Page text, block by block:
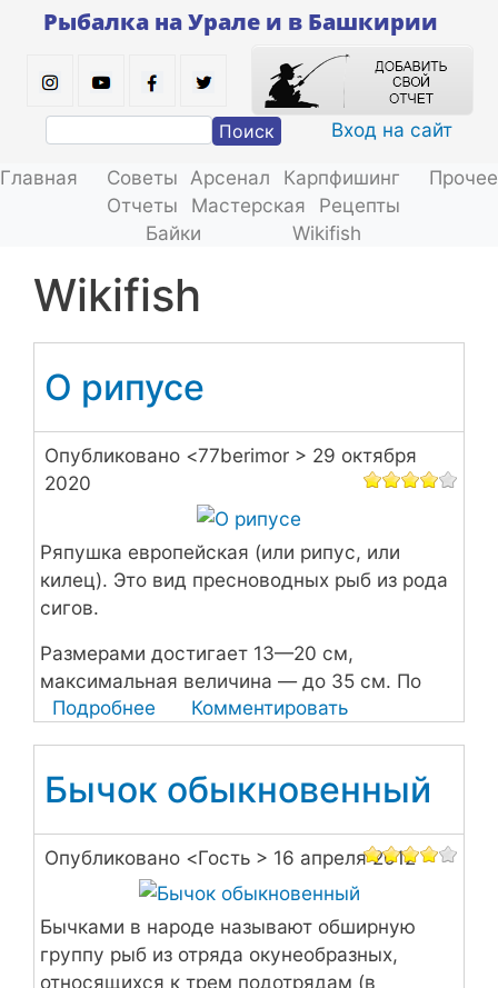
Перейти
основному
содержанию
Рыбалка на Урале и в Башкирии
Поиск Вход на сайт
Главная Советы Арсенал
Карпфишинг
Отчеты
Мастерская
Рецепты
Байки
Wikifish
Прочее
wikifish
О рипусе
Опубликовано <77berimor > 29 октября
2020
Ряпушка европейская (или рипус, или
килец). Это вид пресноводных рыб из рода
сигов.
Размерами достигает 13—20 см,
максимальная величина — до 35 см. По
форме ряпушка несколько похожа на
Подробнее Комментировать
Бычок обыкновенный
Опубликовано <Гость > 16 апреля 2012
Бычками в народе называют обширную
группу рыб из отряда окунеобразных,
относящихся к трем подотрядам (в